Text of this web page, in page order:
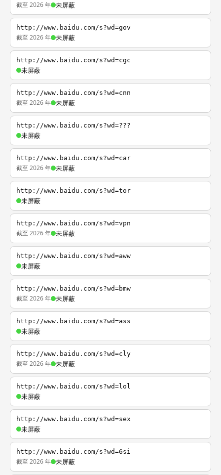
截至 2026 年 未屏蔽
http://www.baidu.com/s?wd=gov
截至 2026 年 未屏蔽
http://www.baidu.com/s?wd=cgc
未屏蔽
http://www.baidu.com/s?wd=cnn
截至 2026 年 未屏蔽
http://www.baidu.com/s?wd=???
未屏蔽
http://www.baidu.com/s?wd=car
截至 2026 年 未屏蔽
http://www.baidu.com/s?wd=tor
未屏蔽
http://www.baidu.com/s?wd=vpn
截至 2026 年 未屏蔽
http://www.baidu.com/s?wd=aww
未屏蔽
http://www.baidu.com/s?wd=bmw
截至 2026 年 未屏蔽
http://www.baidu.com/s?wd=ass
未屏蔽
http://www.baidu.com/s?wd=cly
截至 2026 年 未屏蔽
http://www.baidu.com/s?wd=lol
未屏蔽
http://www.baidu.com/s?wd=sex
未屏蔽
http://www.baidu.com/s?wd=6si
截至 2026 年 未屏蔽